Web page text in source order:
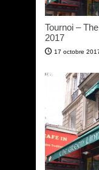
Tournoi –
2017
17 octobre